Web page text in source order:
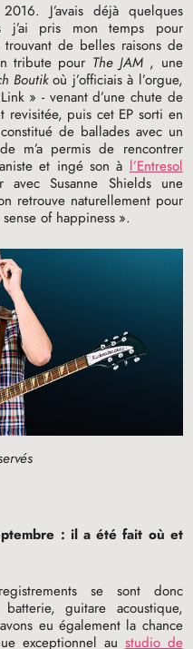
J’avais déjà quelques
j’ai pris mon temps pour
de belles raisons de
tribute pour TheJAM , une
Boutikoù j’officiais à l’orgue,
» - venant d’une chute de
revisitée, puis cet EP sorti en
de ballades avec un
m’a permis de rencontrer
et ingé son àl’Entresol
avec Susanne Shields une
retrouve naturellement pour
of happiness ».
: il a été fait où et
se sont donc
guitare acoustique,
eu également la chance
exceptionnel au studio de